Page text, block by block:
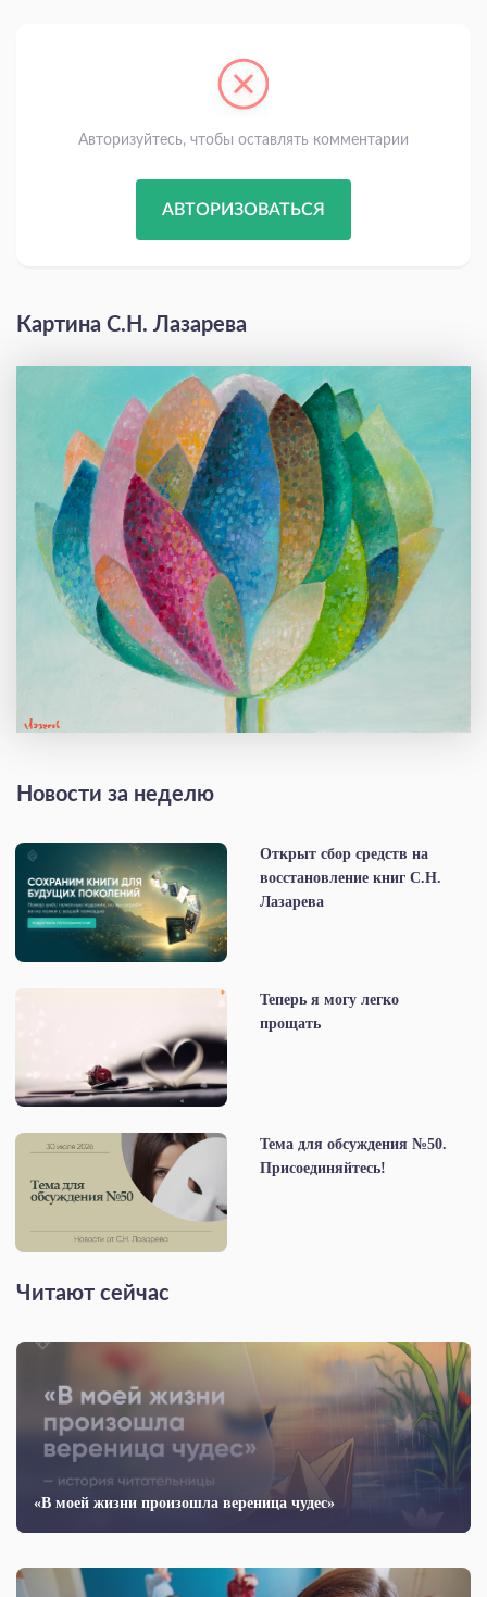
Авторизуйтесь, чтобы оставлять комментарии
АВТОРИЗОВАТЬСЯ
Картина С.Н. Лазарева
Новости за неделю
Открыт сбор средств на
восстановление книг С.Н.
Лазарева
Теперь я могу легко
прощать
Тема для обсуждения №50.
Присоединяйтесь!
Читают сейчас
«В моей жизни произошла вереница чудес»